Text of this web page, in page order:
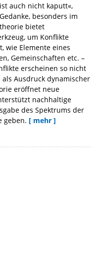
auch nicht kaputt«,
besonders im
bietet
um Konflikte
wie Elemente eines
Gemeinschaften etc. –
erscheinen so nicht
Ausdruck dynamischer
eröffnet neue
nachhaltige
des Spektrums der
geben. [ mehr ]